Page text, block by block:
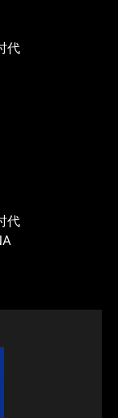
代
代